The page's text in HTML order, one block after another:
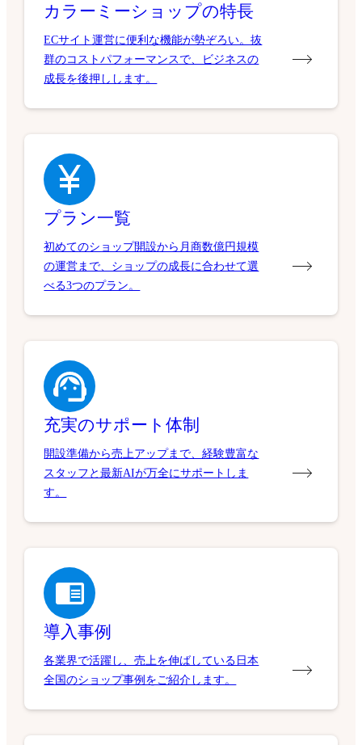
カラーミーショップの特長
ECサイト運営に便利な機能が勢ぞろい。抜
群のコストパフォーマンスで、ビジネスの
成長を後押しします。
プラン一覧
初めてのショップ開設から月商数億円規模
の運営まで、ショップの成長に合わせて選
べる3つのプラン。
充実のサポート体制
開設準備から売上アップまで、経験豊富な
スタッフと最新AIが万全にサポートしま
す。
導入事例
各業界で活躍し、売上を伸ばしている日本
全国のショップ事例をご紹介します。